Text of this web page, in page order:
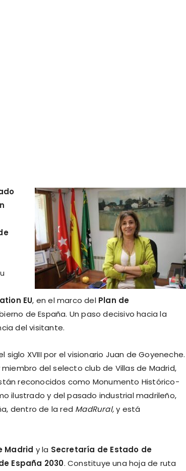
EU, en el marco del Plan de
de España. Un paso decisivo hacia la
del visitante.
XVIII por el visionario Juan de Goyeneche.
del selecto club de Villas de Madrid,
reconocidos como Monumento Histórico-
ilustrado y del pasado industrial madrileño,
dentro de la red MadRural,y está
Madrid y la Secretaría de Estado de
España 2030. Constituye una hoja de ruta